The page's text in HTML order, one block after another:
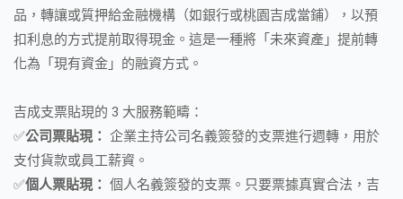
品，轉讓或質押給金融機構（如銀行或桃園吉成當鋪），以預
扣利息的方式提前取得現金。這是一種將「未來資產」提前轉
化為「現有資金」的融資方式。
吉成支票貼現的 3 大服務範疇：
✅公司票貼現： 企業主持公司名義簽發的支票進行週轉，用於
支付貨款或員工薪資。
✅個人票貼現： 個人名義簽發的支票。只要票據真實合法，吉